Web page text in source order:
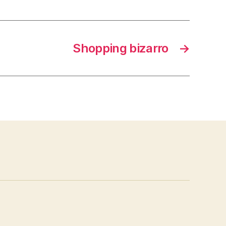
→
Shopping bizarro